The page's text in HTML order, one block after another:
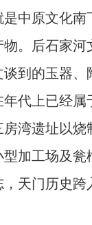
中原文化南
。后石家河
到的玉器、
代上已经属
湾遗址以烧
加工场及瓮
天门历史跨